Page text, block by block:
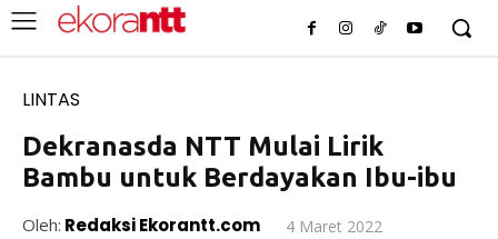
LINTAS
Dekranasda NTT Mulai Lirik
Bambu untuk Berdayakan Ibu-ibu
Oleh: Redaksi Ekorantt.com 4 Maret 2022